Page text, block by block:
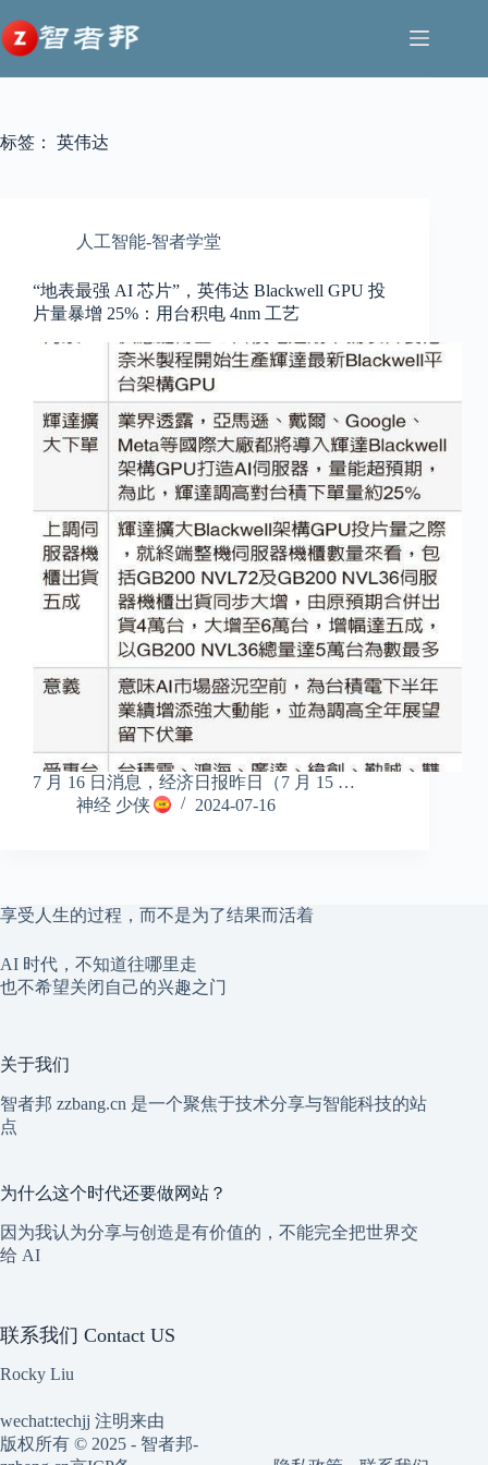
至
内
容
标签： 英伟达
人工智能-智者学堂
“地表最强 AI 芯片”，英伟达 Blackwell GPU 投
片量暴增 25%：用台积电 4nm 工艺
7 月 16 日消息，经济日报昨日（7 月 15 …
神经 少侠
2024-07-16
享受人生的过程，而不是为了结果而活着
AI 时代，不知道往哪里走
也不希望关闭自己的兴趣之门
关于我们
智者邦 zzbang.cn 是一个聚焦于技术分享与智能科技的站
点
为什么这个时代还要做网站？
因为我认为分享与创造是有价值的，不能完全把世界交
给 AI
联系我们 Contact US
Rocky Liu
wechat:techjj 注明来由
版权所有 © 2025 - 智者邦-